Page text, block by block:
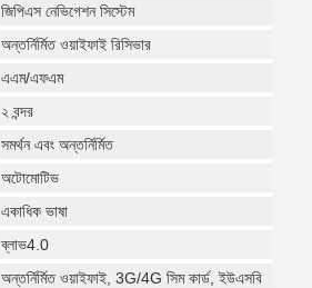
জিপিএস নেভিগেশন সিস্টেম
অন্তর্নির্মিত ওয়াইফাই রিসিভার
এএম/এফএম
২ বন্দর
সমর্থন এবং অন্তর্নির্মিত
অটোমোটিভ
একাধিক ভাষা
ব্লাভ4.0
অন্তর্নির্মিত ওয়াইফাই, 3G/4G সিম কার্ড, ইউএসবি